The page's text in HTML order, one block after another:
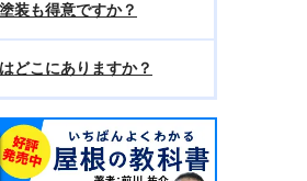
装も得意ですか？
どこにありますか？